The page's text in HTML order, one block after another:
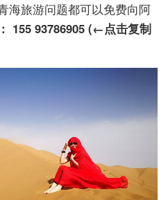
海旅游问题都可以免费向阿
155 93786905 (←点击复制